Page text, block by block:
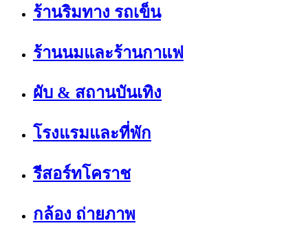
ร้านริมทาง รถเข็น
ร้านนมและร้านกาแฟ
ผับ & สถานบันเทิง
โรงแรมและที่พัก
รีสอร์ทโคราช
กล้อง ถ่ายภาพ